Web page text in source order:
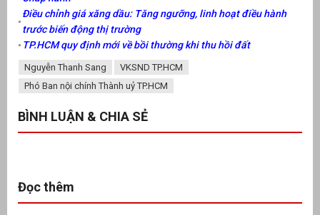
Điều chỉnh giá xăng dầu: Tăng ngưỡng, linh hoạt điều hành
trước biến động thị trường
TP.HCM quy định mới về bồi thường khi thu hồi đất
Nguyễn Thanh Sang
VKSND TP.HCM
Phó Ban nội chính Thành uỷ TP.HCM
BÌNH LUẬN & CHIA SẺ
Đọc thêm